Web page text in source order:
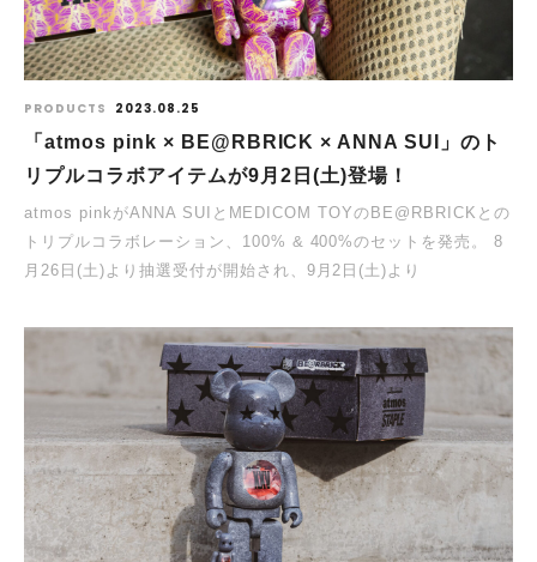
PRODUCTS 2023.08.25
「atmos pink × BE@RBRICK × ANNA SUI」のト
リプルコラボアイテムが9月2日(土)登場！
atmos pinkがANNA SUIとMEDICOM TOYのBE@RBRICKとの
トリプルコラボレーション、100% & 400%のセットを発売。 8
月26日(土)より抽選受付が開始され、9月2日(土)より